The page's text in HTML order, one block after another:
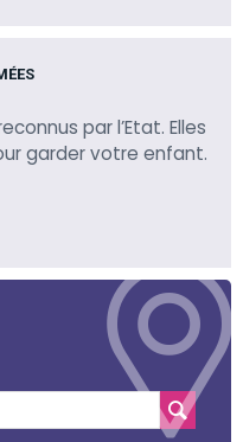
par l’Etat. Elles
garder votre enfant.